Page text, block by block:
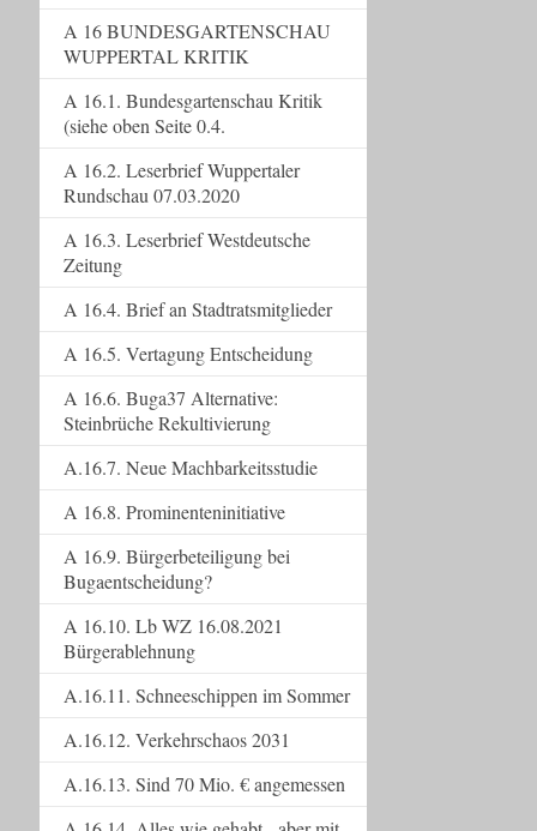
A 16 BUNDESGARTENSCHAU
WUPPERTAL KRITIK
A 16.1. Bundesgartenschau Kritik
(siehe oben Seite 0.4.
A 16.2. Leserbrief Wuppertaler
Rundschau 07.03.2020
A 16.3. Leserbrief Westdeutsche
Zeitung
A 16.4. Brief an Stadtratsmitglieder
A 16.5. Vertagung Entscheidung
A 16.6. Buga37 Alternative:
Steinbrüche Rekultivierung
A.16.7. Neue Machbarkeitsstudie
A 16.8. Prominenteninitiative
A 16.9. Bürgerbeteiligung bei
Bugaentscheidung?
A 16.10. Lb WZ 16.08.2021
Bürgerablehnung
A.16.11. Schneeschippen im Sommer
A.16.12. Verkehrschaos 2031
A.16.13. Sind 70 Mio. € angemessen